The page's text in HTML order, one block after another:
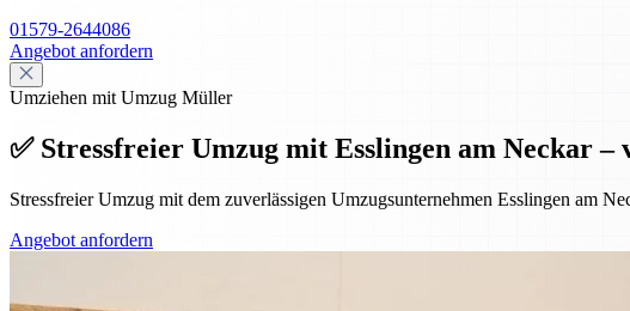
01579-2644086
Angebot anfordern
Umziehen mit Umzug Müller
✅ Stressfreier Umzug mit Esslingen am Neckar
Stressfreier Umzug mit dem zuverlässigen Umzugsunternehmen Esslingen am
Angebot anfordern